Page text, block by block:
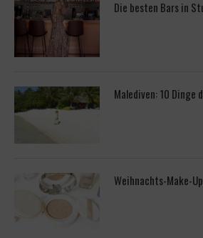
Die besten Bars in
Malediven: 10 Dinge
Weihnachts-Make-